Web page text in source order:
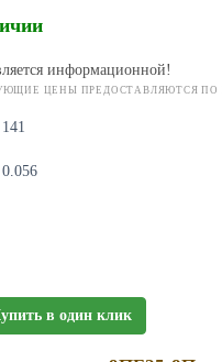
информационной!
ЦЕНЫ ПРЕДОСТАВЛЯЮТСЯ ПО
141
0.056
в один клик